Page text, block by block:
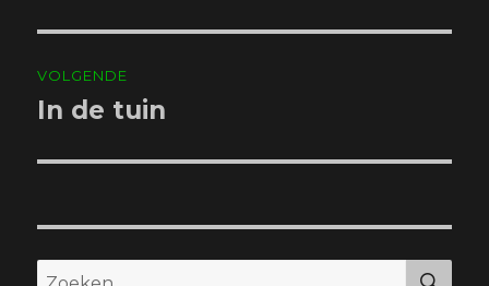
VOLGENDE
Volgend
In de tuin
Zoeken